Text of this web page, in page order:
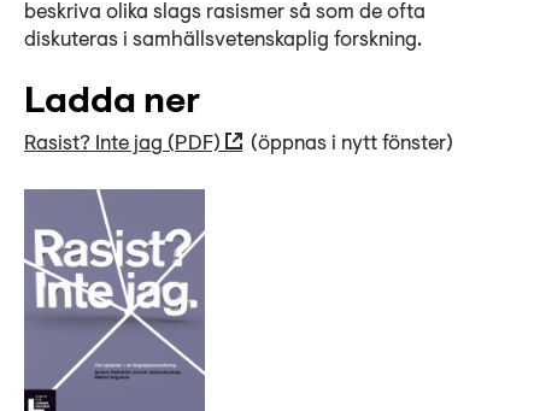
beskriva olika slags rasismer så som de ofta
diskuteras i samhällsvetenskaplig forskning.
Ladda ner
Rasist? Inte jag (PDF) (öppnas i nytt fönster)